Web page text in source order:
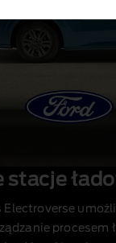
stacje
Electroverse
procesem